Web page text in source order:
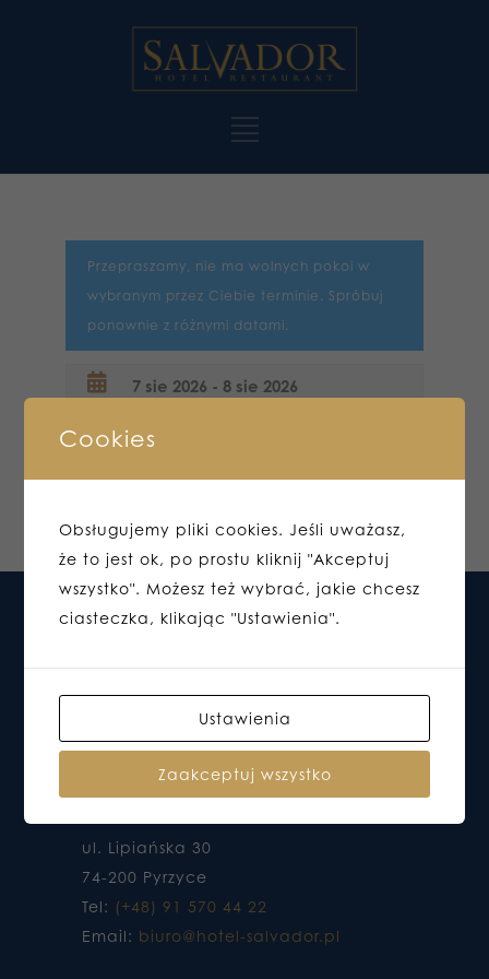
Przepraszamy, nie ma wolnych pokoi w
wybranym przez Ciebie terminie. Spróbuj
ponownie z różnymi datami.
HOTEL DO KTÓREGO CHCESZ WRACAĆ
ul. Lipiańska 30
74-200 Pyrzyce
Tel: (+48) 91 570 44 22
Email: biuro@hotel-salvador.pl
Cookies
Obsługujemy pliki cookies. Jeśli uważasz,
że to jest ok, po prostu kliknij "Akceptuj
wszystko". Możesz też wybrać, jakie chcesz
ciasteczka, klikając "Ustawienia".
Ustawienia
Zaakceptuj wszystko